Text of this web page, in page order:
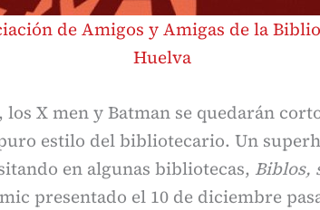
de Amigos y Amigas de la
Huelva
X men y Batman se quedarán
estilo del bibliotecario. Un
en algunas bibliotecas, Biblos,
presentado el 10 de diciembre